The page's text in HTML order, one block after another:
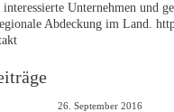
Unternehmen und
Abdeckung im Land.
26. September 2016